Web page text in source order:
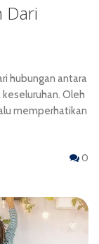
Dari
hubungan antara
Oleh
memperhatikan
0